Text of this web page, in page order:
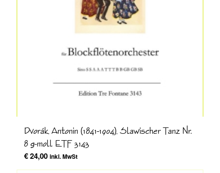
Dvorák, Antonin (1841-1904), Slawischer Tanz Nr.
8 g-moll ETF 3143
€24,00 inkl. MwSt